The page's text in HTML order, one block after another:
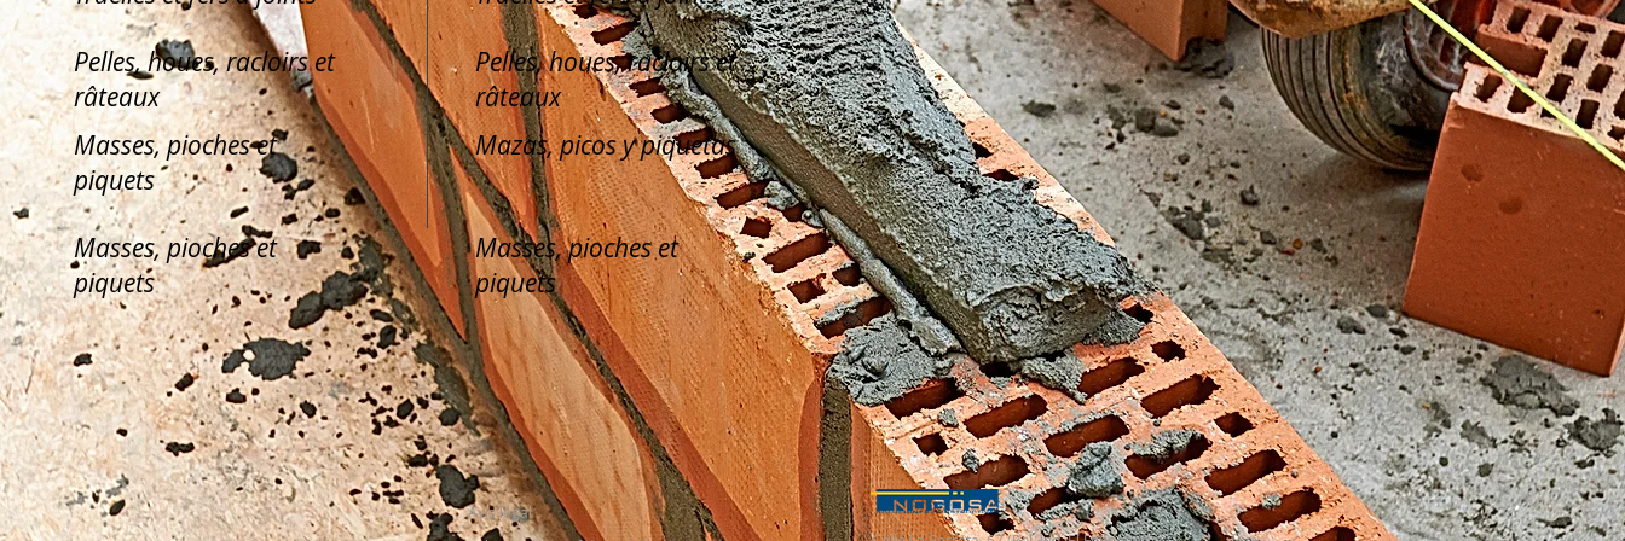
Pelles, houes, racloirs et
râteaux
Pelles, houes, racloirs et
râteaux
Masses, pioches et
piquets
Mazas, picos y piquetas
Masses, pioches et
piquets
Masses, pioches et
piquets
Avis légal